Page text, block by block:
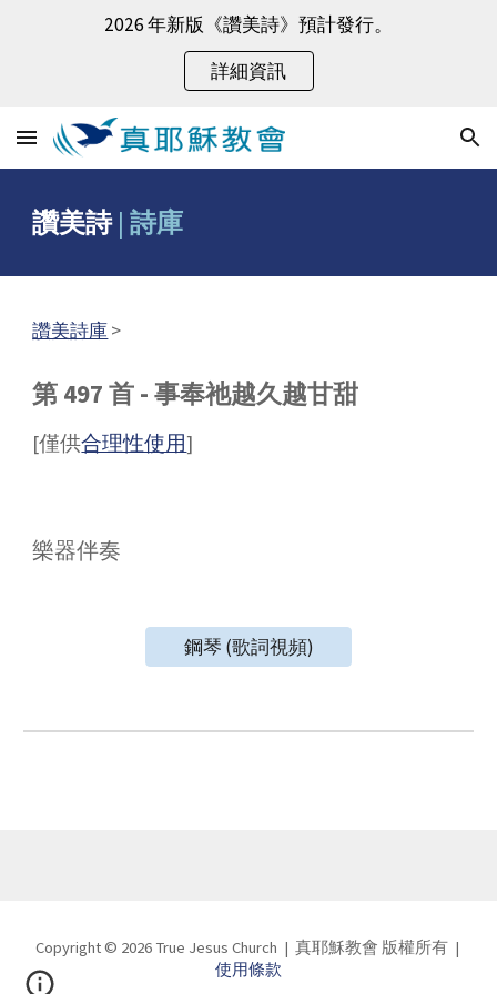
Skip to navigation
2026 年新版《讚美詩》預計發行。
詳細資訊
讚美詩|詩庫
讚美詩庫>
第 497 首 - 事奉祂越久越甘甜
[僅供合理性使用]
樂器伴奏
鋼琴 (歌詞視頻)
Copyright © 2026 True Jesus Church | 真耶穌教會 版權所有|
使用條款